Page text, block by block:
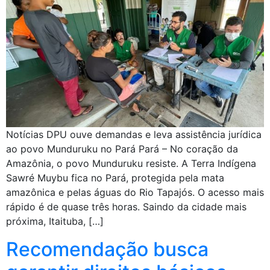
Notícias DPU ouve demandas e leva assistência jurídica
ao povo Munduruku no Pará Pará – No coração da
Amazônia, o povo Munduruku resiste. A Terra Indígena
Sawré Muybu fica no Pará, protegida pela mata
amazônica e pelas águas do Rio Tapajós. O acesso mais
rápido é de quase três horas. Saindo da cidade mais
próxima, Itaituba, […]
Recomendação busca